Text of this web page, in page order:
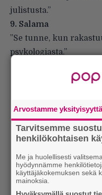
julistusta.”
9. Salama
”Se tunne, kun
psykologiasta.”
Arvostamme
Tarvitsemme
henkilökohtaisen
Me ja huolellisesti
hyödynnämme
käyttäjäkokemuksen sekä
mainoksia.